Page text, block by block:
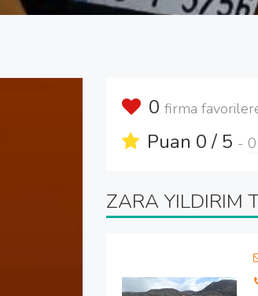
0firma
Puan 0 / 5 -
ZARA YILDIRIM